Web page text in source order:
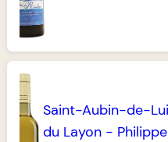
Saint-Aubin-de-
du Layon-